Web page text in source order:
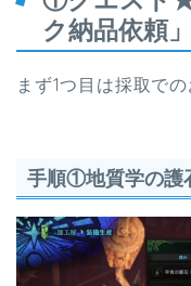
ク納品依頼」
まず1つ目は採取での
手順①地質学の護